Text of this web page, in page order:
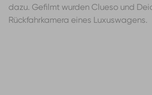
dazu. Gefilmt wurden Clueso und
Rückfahrkamera eines Luxuswagens.